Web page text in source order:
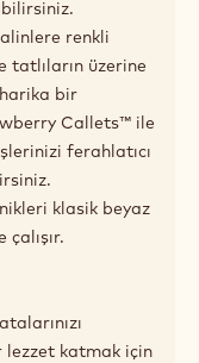
renkli
tatlıların üzerine
bir
Callets™ ile
ferahlatıcı
klasik beyaz
lezzet katmak için